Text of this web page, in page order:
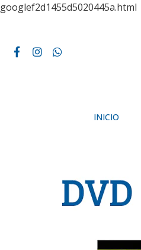
googlef2d1455d5020445a.html
INICIO